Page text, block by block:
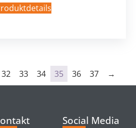
32 33 34 35 36 37 →
Social Media